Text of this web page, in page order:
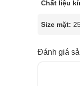
Chất liệu
Size mặt:
Đánh giá